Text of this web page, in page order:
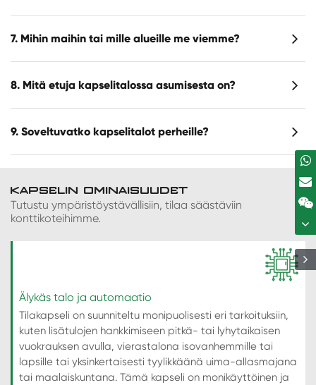
7. Mihin maihin tai mille alueille me viemme?
8. Mitä etuja kapselitalossa asumisesta on?
9. Soveltuvatko kapselitalot perheille?
KAPSELIN OMINAISUUDET
Tutustu ympäristöystävällisiin, tilaa säästäviin
konttikoteihimme.
Älykäs talo ja automaatio
Tilakapseli on suunniteltu monipuolisesti eri tarkoituksiin,
kuten lisätulojen hankkimiseen pitkä- tai lyhytaikaisen
vuokrauksen avulla, vierastalona isovanhemmille tai
lapsille tai yksinkertaisesti tyylikkäänä uima-allasmajana
tai maalaiskuntana. Tämä kapseli on monikäyttöinen ja